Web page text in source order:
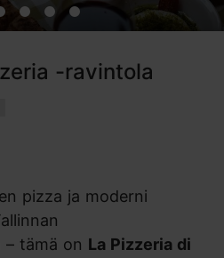
-ravintola
pizza ja moderni
– tämä on La Pizzeria di